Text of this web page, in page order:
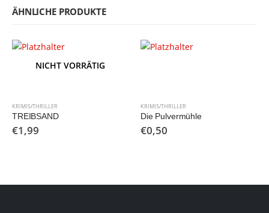
ÄHNLICHE PRODUKTE
NICHT VORRÄTIG
KRIMIS/THRILLER
TREIBSAND
€1,99
KRIMIS/THRILLER
Die Pulvermühle
€0,50